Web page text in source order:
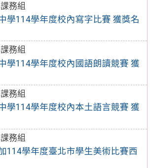
務組
學114學年度校內寫字比賽 獲獎名
務組
學114學年度校內國語朗讀競賽 獲
務組
學114學年度校內本土語言競賽 獲
務組
114學年度臺北市學生美術比賽西